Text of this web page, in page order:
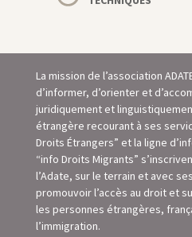
La mission de l’association
d’informer, d’orienter et
juridiquement et
étrangère recourant à ses
Droits Étrangers” et la ligne
“info Droits Migrants”
l’Adate, sur le terrain et avec
promouvoir l’accès au droit et
les personnes étrangères,
l’immigration.